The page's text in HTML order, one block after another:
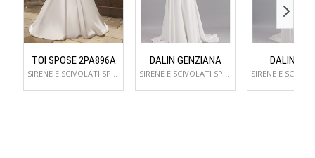
TOI SPOSE 2PA896A
SIRENE E SCIVOLATI SPOSA
DALIN GENZIANA
SIRENE E SCIVOLATI SPOSA
DALIN